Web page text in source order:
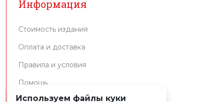
Информация
Стоимость издания
Оплата и доставка
Правила и условия
Помощь
Используем файлы куки